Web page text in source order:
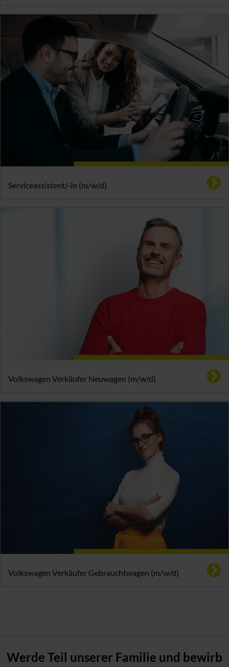
Serviceassistent/-in (m/w/d)
Volkswagen Verkäufer Neuwagen (m/w/d)
Volkswagen Verkäufer Gebrauchtwagen (m/w/d)
Werde Teil unserer Familie und bewirb